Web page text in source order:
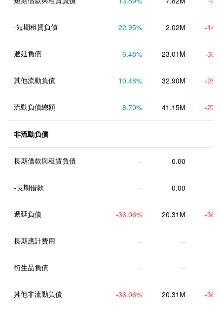
-短期租賃負債 22.95% 2.02M -
遞延負債 6.48% 23.01M -
其他流動負債 10.48% 32.90M -
流動負債總額 8.70% 41.15M -
非流動負債
長期借款與租賃負債 -- 0.00
-長期借款 -- 0.00
遞延負債 -36.06% 20.31M -
長期應計費用 -- --
衍生品負債 -- --
其他非流動負債 -36.06% 20.31M -